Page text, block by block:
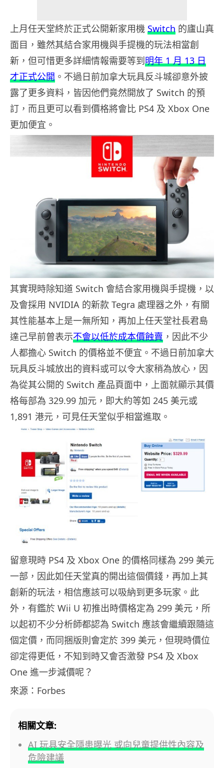
上月任天堂終於正式公開新家用機 Switch 的廬山真
面目，雖然其結合家用機與手提機的玩法相當創
新，但可惜更多詳細情報需要等到明年 1 月 13 日
才正式公開 。不過日前加拿大玩具反斗城卻意外披
露了更多資料，皆因他們竟然開放了 Switch 的預
訂，而且更可以看到價格將會比 PS4 及 Xbox One
更加便宜。
其實現時除知道 Switch 會結合家用機與手提機，以
及會採用 NVIDIA 的新款 Tegra 處理器之外，有關
其性能基本上是一無所知，再加上任天堂社長君島
達己早前曾表示不會以低於成本價蝕賣 ，因此不少
人都擔心 Switch 的價格並不便宜。不過日前加拿大
玩具反斗城放出的資料或可以令大家稍為放心，因
為從其公開的 Switch 產品頁面中，上面就顯示其價
格每部為 329.99 加元，即大約等如 245 美元或
1,891 港元，可見任天堂似乎相當進取。
留意現時 PS4 及 Xbox One 的價格同樣為 299 美元
一部，因此如任天堂真的開出這個價錢，再加上其
創新的玩法，相信應該可以吸納到更多玩家。此
外，有鑑於 Wii U 初推出時價格定為 299 美元，所
以起初不少分析師都認為 Switch 應該會繼續跟隨這
個定價，而同捆版則會定於 399 美元，但現時價位
卻定得更低，不知到時又會否激發 PS4 及 Xbox
One 進一步減價呢？
來源：Forbes
相關文章:
AI 玩具安全隱患曝光 或向兒童提供性內容及
危險建議